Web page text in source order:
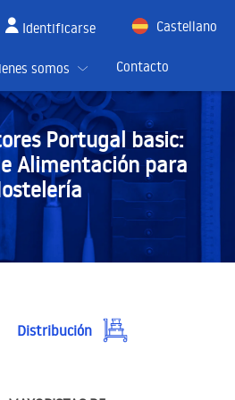
Identificarse
Castellano
somos Contacto
Portugal basic:
Alimentación para
Distribución